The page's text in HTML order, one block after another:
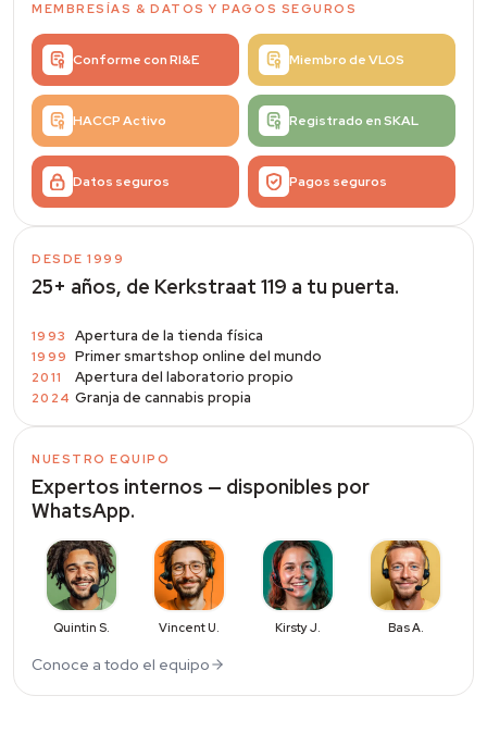
MEMBRESÍAS &DATOS Y PAGOS SEGUROS
Conforme con RI&E Miembro de VLOS
HACCP Activo Registrado en SKAL
Datos seguros Pagos seguros
DESDE 1999
25+ años, de Kerkstraat 119 a tu puerta.
1993 Apertura de la tienda física
1999 Primer smartshop online del mundo
2011 Apertura del laboratorio propio
2024 Granja de cannabis propia
NUESTRO EQUIPO
Expertos internos — disponibles por
WhatsApp.
Quintin S. Vincent U. Kirsty J. Bas A.
Conoce a todo el equipo